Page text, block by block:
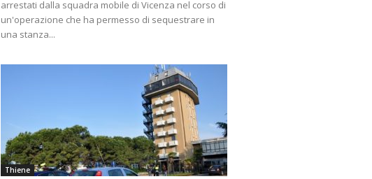
arrestati dalla squadra mobile di Vicenza nel corso di
un'operazione che ha permesso di sequestrare in
una stanza...
Thiene